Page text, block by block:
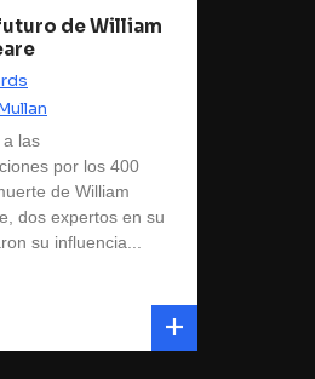
de William
a las
por los 400
de William
dos expertos en su
su influencia...